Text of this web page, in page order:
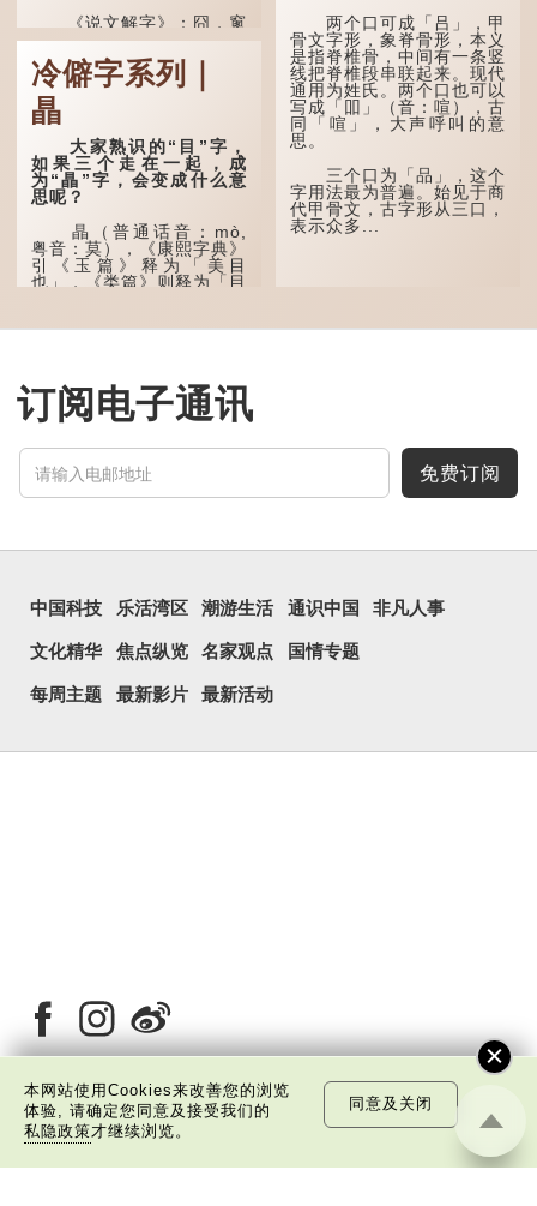
《说文解字》：囧，窻
牖丽廔闿明。象形。囧，本
义是透光通明的窗户，跟
「囱」一样都是「窗」的象
形字。甲骨文中又用作地
名，古书中的「黍于囧」表
示在囧地种黍。
这个古字十分少用，直
至21世纪，网络上开始流
行表情符号，这个字也被网
民当做表情符号来用。
囧字的「八」像一对委
屈的八字眉模样，「口」像
惊讶、...
冷僻字系列｜
瞐
大家熟识的“目”字，
如果三个走在一起，成
为“瞐”字，会变成什么意
思呢？
瞐（普通话音：mò,
粤音：莫），《康熙字典》
引《玉篇》释为「美目
也」，《类篇》则释为「目
镜头有专业的计算摄影功
能，便用上「瞐」这个字，
表达iPhone12有由8位提
能，能自动进...
两个口可成「吕」，甲
骨文字形，象脊骨形，本义
是指脊椎骨，中间有一条竖
线把脊椎段串联起来。现代
通用为姓氏。两个口也可以
写成「吅」（音：喧），古
同「喧」，大声呼叫的意
思。
三个口为「品」，这个
字用法最为普遍。始见于商
代甲骨文，古字形从三口，
表示众多...
订阅电子通讯
免费订阅
中国科技 乐活湾区 潮游生活 通识中国 非凡人事
文化精华 焦点纵览 名家观点 国情专题
每周主题 最新影片 最新活动
关于我们 版权告示 私隐政策声明 免责声明
本网站使用Cookies来改善您的浏览
体验, 请确定您同意及接受我们的
私隐政策才继续浏览。
同意及关闭